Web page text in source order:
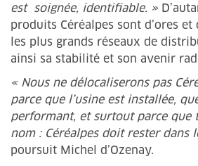
est ­ soignée, identifiable. »
produits Céréalpes sont d’ores et
les plus grands réseaux de
ainsi sa stabilité et son avenir
« Nous ne délocaliserons pas
parce que l’usine est installée,
performant, et surtout parce que
nom : Céréalpes doit rester dans
poursuit Michel d’Ozenay.